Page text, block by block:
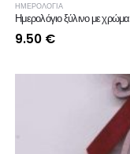
ΗΜΕΡΟΛΟΓΙΑ
Ημερολόγιο ξύλινο με χρώμα
9.50 €